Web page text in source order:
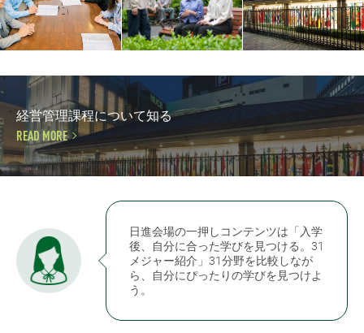
経営管理課程について知る
READ MORE
日進会場の一押しコンテンツは「入学
後、自分に合った学びを見つける。31
メジャー紹介」31分野を比較しなが
ら、自分にぴったりの学びを見つけよ
う。